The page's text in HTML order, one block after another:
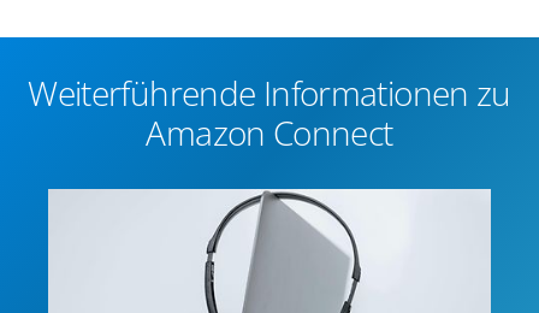
Weiterführende Informationen zu
Amazon Connect